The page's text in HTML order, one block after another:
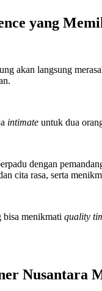
yang
akan langsung
intimate untuk dua
dengan
cita rasa, serta
bisa menikmati quality
Nusantara